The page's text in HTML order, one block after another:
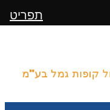
תפריט